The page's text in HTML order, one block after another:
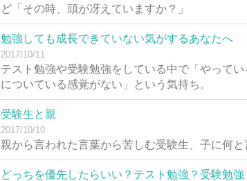
ど「その時、頭が冴えていますか？」
勉強しても成長できていない気がするあなたへ
2017/10/11
テスト勉強や受験勉強をしている中で「やって
についている感覚がない」という気持ち。
受験生と親
2017/10/10
親から言われた言葉から苦しむ受験生、子に何
どっちを優先したらいい？テスト勉強？受験勉強